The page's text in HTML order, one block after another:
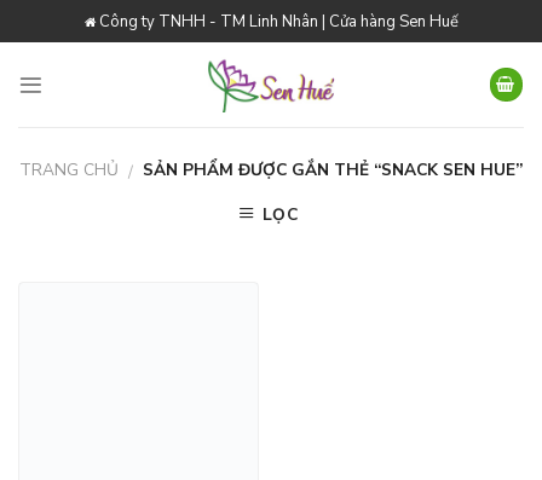
to
Công ty TNHH - TM Linh Nhân | Cửa hàng Sen Huế
TRANG CHỦ / SẢN PHẨM ĐƯỢC GẮN THẺ “SNACK SEN HUE”
LỌC